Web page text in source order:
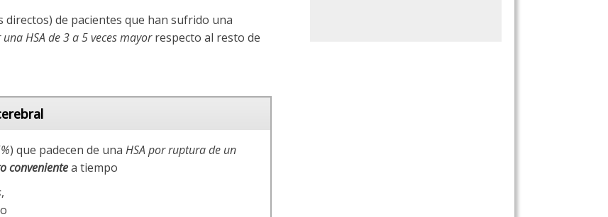
directos) de pacientes que han sufrido una
HSA de 3 a 5 veces mayorrespecto al resto de
) que padecen de una HSA por ruptura de un
convenientea tiempo
,